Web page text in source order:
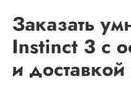
Заказать
Instinct 3 с
и